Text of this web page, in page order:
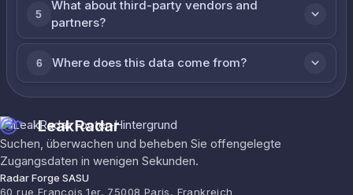
5
What about third-party vendors and
partners?
6 Where does this data come from?
LeakRadar
Suchen, überwachen und beheben Sie offengelegte
Zugangsdaten in wenigen Sekunden.
Radar Forge SASU
60 rue François 1er, 75008 Paris, Frankreich